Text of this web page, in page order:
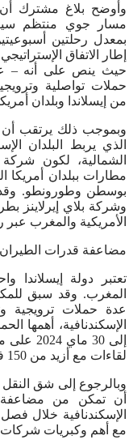
وأوضح بلاغ مشترك أن
مسار جوي منتظم
بمعدل رحلتين
إطار الاتفاق
حيث ينص على أنه –
حملات تواصلية
من إيسلاندا وبلدان
وبموجب ذلك يرتقب أن
الذي يربط البلدان
الشمالية، لكون
مطارات ببلدان أمريكا
بوسطن وطورونطو. وقد
وشركة بلاي إيرلاينز
الأمريكية والمغرب عبر
مضاعفة قدرات
تعتبر دولة إيسلاندا
المغرب. وقد سبق
عدة حملات ترويجية
إلى 30
لقاءات مع أزيد من 150 فاعلا سياحيا إسكندنافيا.
وبالرجوع إلى شق
أن تمكن من مضاعفة
مع أهم وكبريات شركات